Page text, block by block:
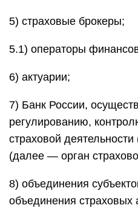
5) страховые брокеры;
5.1) операторы
6) актуарии;
7) Банк России,
регулированию,
страховой деятельности
(далее — орган
8) объединения
объединения страховых